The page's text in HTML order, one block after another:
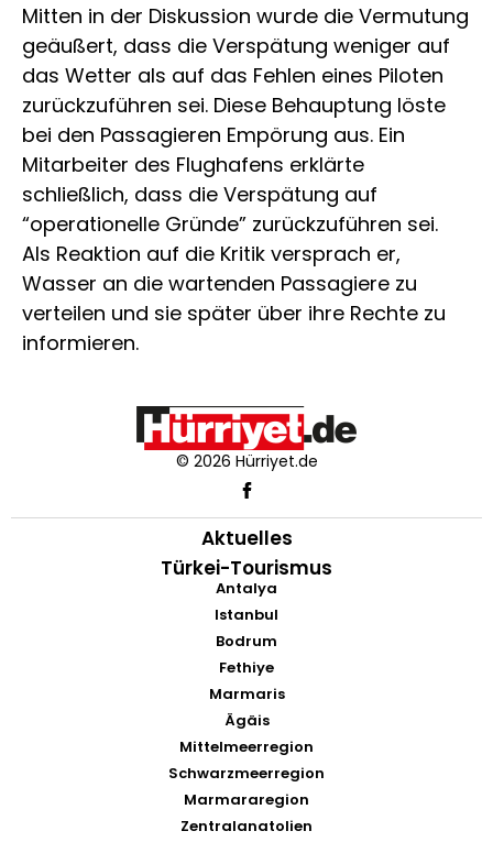
Mitten in der Diskussion wurde die Vermutung
geäußert, dass die Verspätung weniger auf
das Wetter als auf das Fehlen eines Piloten
zurückzuführen sei. Diese Behauptung löste
bei den Passagieren Empörung aus. Ein
Mitarbeiter des Flughafens erklärte
schließlich, dass die Verspätung auf
“operationelle Gründe” zurückzuführen sei.
Als Reaktion auf die Kritik versprach er,
Wasser an die wartenden Passagiere zu
verteilen und sie später über ihre Rechte zu
informieren.
© 2026 Hürriyet.de
Aktuelles
Türkei-Tourismus
Antalya
Istanbul
Bodrum
Fethiye
Marmaris
Ägäis
Mittelmeerregion
Schwarzmeerregion
Marmararegion
Zentralanatolien